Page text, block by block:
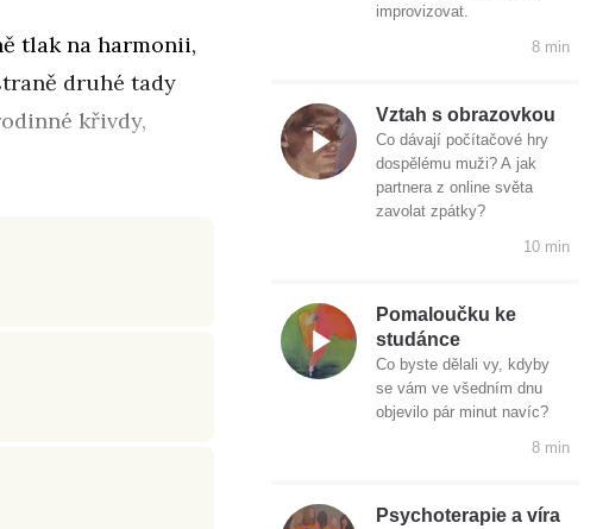
tlak na harmonii,
druhé tady
křivdy,
improvizovat.
8 min
Vztah s obrazovkou
Co dávají počítačové hry
dospělému muži? A jak
partnera z online světa
zavolat zpátky?
10 min
Pomaloučku ke
studánce
Co byste dělali vy, kdyby
se vám ve všedním dnu
objevilo pár minut navíc?
8 min
Psychoterapie a víra